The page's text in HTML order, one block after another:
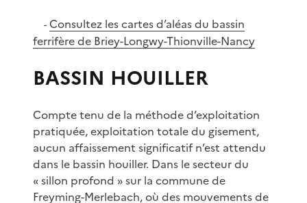
- Consultez les cartes d’aléas du bassin
ferrifère de Briey-Longwy-Thionville-Nancy
BASSIN HOUILLER
Compte tenu de la méthode d’exploitation
pratiquée, exploitation totale du gisement,
aucun affaissement significatif n’est attendu
dans le bassin houiller. Dans le secteur du
« sillon profond » sur la commune de
Freyming-Merlebach, où des mouvements de